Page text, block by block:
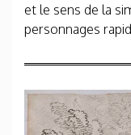
et le sens de la
personnages